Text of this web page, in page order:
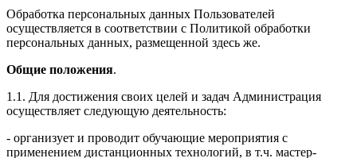
Обработка персональных данных Пользователей
осуществляется в соответствии с Политикой обработки
персональных данных, размещенной здесь же.
Общие положения.
1.1. Для достижения своих целей и задач Администрация
осуществляет следующую деятельность:
- организует и проводит обучающие мероприятия с
применением дистанционных технологий, в т.ч. мастер-